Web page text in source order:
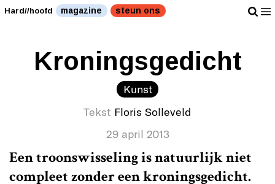
Hard//hoofd magazine steun ons
Kroningsgedicht
Kunst
Tekst Floris Solleveld
29 april 2013
Een troonswisseling is natuurlijk niet
compleet zonder een kroningsgedicht.